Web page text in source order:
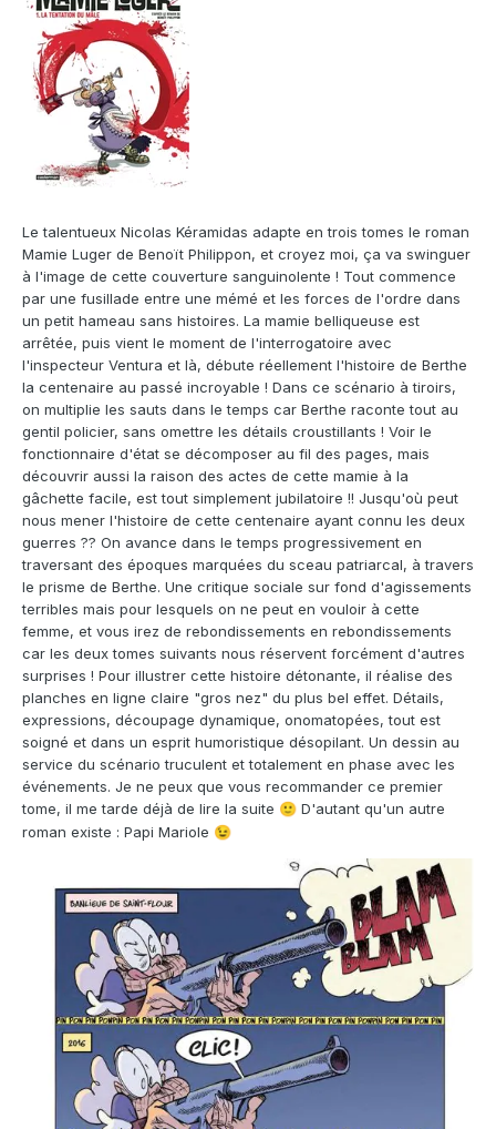
Le talentueux Nicolas Kéramidas adapte en trois tomes le roman
Mamie Luger de Benoït Philippon, et croyez moi, ça va swinguer
à l'image de cette couverture sanguinolente ! Tout commence
par une fusillade entre une mémé et les forces de l'ordre dans
un petit hameau sans histoires. La mamie belliqueuse est
arrêtée, puis vient le moment de l'interrogatoire avec
l'inspecteur Ventura et là, débute réellement l'histoire de Berthe
la centenaire au passé incroyable ! Dans ce scénario à tiroirs,
on multiplie les sauts dans le temps car Berthe raconte tout au
gentil policier, sans omettre les détails croustillants ! Voir le
fonctionnaire d'état se décomposer au fil des pages, mais
découvrir aussi la raison des actes de cette mamie à la
gâchette facile, est tout simplement jubilatoire !! Jusqu'où peut
nous mener l'histoire de cette centenaire ayant connu les deux
guerres ?? On avance dans le temps progressivement en
traversant des époques marquées du sceau patriarcal, à travers
le prisme de Berthe. Une critique sociale sur fond d'agissements
terribles mais pour lesquels on ne peut en vouloir à cette
femme, et vous irez de rebondissements en rebondissements
car les deux tomes suivants nous réservent forcément d'autres
surprises ! Pour illustrer cette histoire détonante, il réalise des
planches en ligne claire "gros nez" du plus bel effet. Détails,
expressions, découpage dynamique, onomatopées, tout est
soigné et dans un esprit humoristique désopilant. Un dessin au
service du scénario truculent et totalement en phase avec les
événements. Je ne peux que vous recommander ce premier
tome, il me tarde déjà de lire la suite 🙂 D'autant qu'un autre
roman existe : Papi Mariole 😉